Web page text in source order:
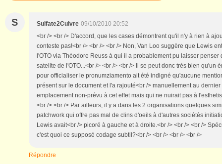
S Sulfate2Cuivre 09/10/2010 20:52
<br /> <br /> D'accord, que les cases démontrent qu'il n'y à rien à
conteste pas!<br /> <br /> <br /> Non, Van Loo suggère que Lewis
l'OTO via Théodore Reuss à qui il a probablement pu laisser penser
satelite de l'OTO...<br /> <br /> <br /> Il se peut donc très bien qu'un
pour officialiser le pronumziamento ait été indigné qu'aucune
présent sur le document et l'a rajouté<br /> manuellement au
emplacement non-prévu à cet effet mais qui ne nuirait pas à
<br /> <br /> Par ailleurs, il y a dans les 2 organisations quelques
patchwork qui offre pas mal de clins d'oeils à d'autres sociétés
Lewis avait<br /> picoré à gauche et à droite.<br /> <br /> <br />
c'est quoi ce supposé codage subtil?<br /> <br /> <br /> <br />
Répondre